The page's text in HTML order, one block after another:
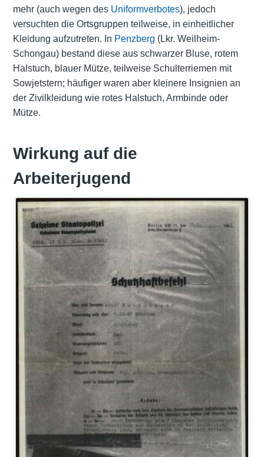
mehr (auch wegen des Uniformverbotes), jedoch
versuchten die Ortsgruppen teilweise, in einheitlicher
Kleidung aufzutreten. In Penzberg (Lkr. Weilheim-
Schongau) bestand diese aus schwarzer Bluse, rotem
Halstuch, blauer Mütze, teilweise Schulterriemen mit
Sowjetstern; häufiger waren aber kleinere Insignien an
der Zivilkleidung wie rotes Halstuch, Armbinde oder
Mütze.
Wirkung auf die
Arbeiterjugend